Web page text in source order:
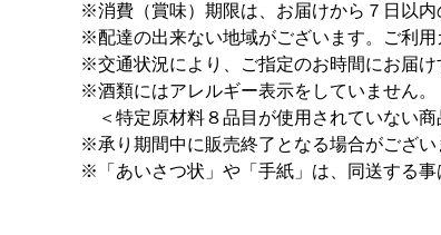
※消費（賞味）期限は、お届けから７日以内
※配達の出来ない地域がございます。ご利用
※交通状況により、ご指定のお時間にお届け
※酒類にはアレルギー表示をしていません。
＜特定原材料８品目が使用されていない
※承り期間中に販売終了となる場合がござい
※「あいさつ状」や「手紙」は、同送する事